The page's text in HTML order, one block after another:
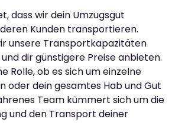
dass wir dein Umzugsgut
Kunden transportieren.
unsere Transportkapazitäten
dir günstigere Preise anbieten.
Rolle, ob es sich um einzelne
oder dein gesamtes Hab und Gut
Team kümmert sich um die
und den Transport deiner